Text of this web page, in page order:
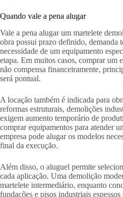
Quando vale a pena alugar
Vale a pena alugar um martelete
obra possui prazo definido, demanda
necessidade de um equipamento
etapa. Em muitos casos, comprar um
não compensa financeiramente,
será pontual.
A locação também é indicada para
reformas estruturais, demolições
exigem aumento temporário de
comprar equipamentos para atender
empresa pode alugar os modelos
final da execução.
Além disso, o aluguel permite
cada aplicação. Uma demolição
martelete intermediário, enquanto
fundações e pisos industriais